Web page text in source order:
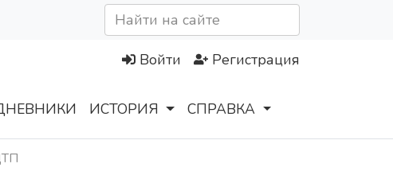
Войти Регистрация
ИСТОРИЯ СПРАВКА